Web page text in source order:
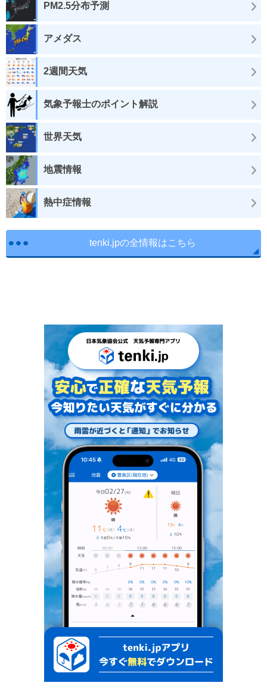
PM2.5分布予測
アメダス
2週間天気
気象予報士のポイント解説
世界天気
地震情報
熱中症情報
tenki.jpの全情報はこちら